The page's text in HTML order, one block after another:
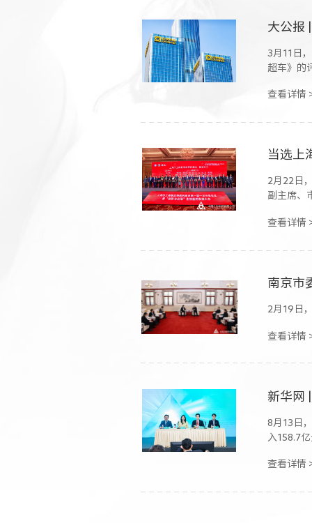
大公报
3月11日
超车》的
查看详情
2月22日
副主席、
查看详情
南京市
2月19日
查看详情
新华网
8月13日
入158.7
查看详情